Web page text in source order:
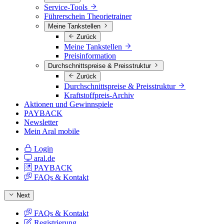
Service-Tools
Führerschein Theorietrainer
Meine Tankstellen
Zurück
Meine Tankstellen
Preisinformation
Durchschnittspreise & Preisstruktur
Zurück
Durchschnittspreise & Preisstruktur
Kraftstoffpreis-Archiv
Aktionen und Gewinnspiele
PAYBACK
Newsletter
Mein Aral mobile
Login
aral.de
PAYBACK
FAQs & Kontakt
Next
FAQs & Kontakt